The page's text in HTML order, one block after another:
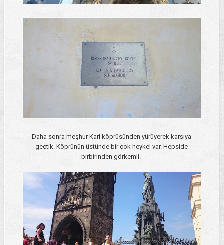
Daha sonra meşhur Karl köprüsünden yürüyerek karşıya
geçtik. Köprünün üstünde bir çok heykel var. Hepside
birbirinden görkemli.